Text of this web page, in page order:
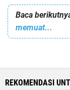
Baca
memuat...
REKOMENDASI